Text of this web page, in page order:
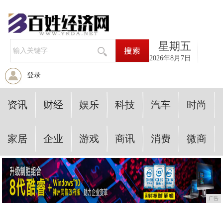
星期五
2026年8月7日
登录
资讯 财经 娱乐 科技 汽车 时尚
家居 企业 游戏 商讯 消费 微商
广告